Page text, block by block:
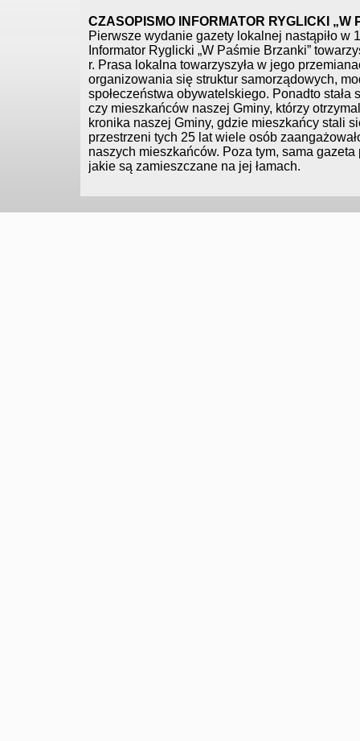
CZASOPISMO INFORMATOR RYGLICKI „W
Pierwsze wydanie gazety lokalnej nastąpiło w
Informator Ryglicki „W Paśmie Brzanki”
r. Prasa lokalna towarzyszyła w jego
organizowania się struktur samorządowych,
społeczeństwa obywatelskiego. Ponadto
czy mieszkańców naszej Gminy, którzy
kronika naszej Gminy, gdzie mieszkańcy stali
przestrzeni tych 25 lat wiele osób
naszych mieszkańców. Poza tym, sama
jakie są zamieszczane na jej łamach.